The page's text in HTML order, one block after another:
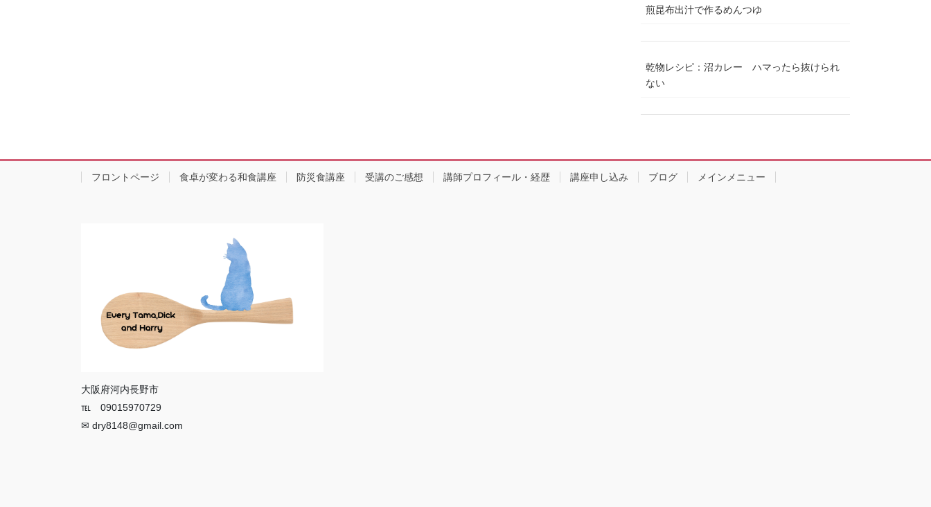
煎昆布出汁で作るめんつゆ
乾物レシピ：沼カレー ハマったら抜けられ
ない
フロントページ 食卓が変わる和食講座 防災食講座 受講のご感想 講師プロフィール・経歴 講座申し込み ブログ メインメニュー
大阪府河内長野市
℡ 09015970729
✉ dry8148@gmail.com